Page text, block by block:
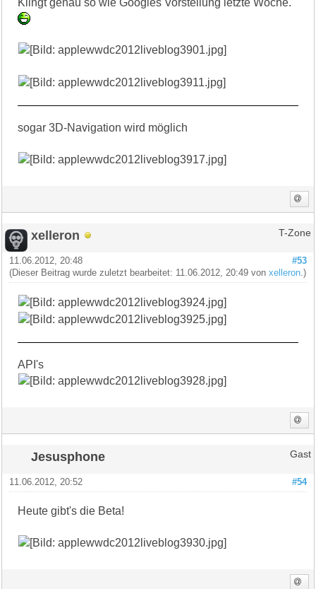
sogar 3D-Navigation wird möglich
xelleron T-Zone
#53
11.06.2012, 20:48
(Dieser Beitrag wurde zuletzt bearbeitet: 11.06.2012, 20:49 vonxelleron .)
API's
Jesusphone Gast
#54
11.06.2012, 20:52
Heute gibt's die Beta!